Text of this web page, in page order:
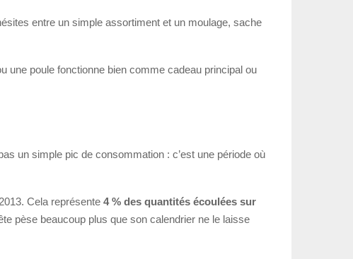
entre un simple assortiment et un moulage, sache
une poule fonctionne bien comme cadeau principal ou
un simple pic de consommation : c’est une période où
Cela représente 4 % des quantités écoulées sur
pèse beaucoup plus que son calendrier ne le laisse